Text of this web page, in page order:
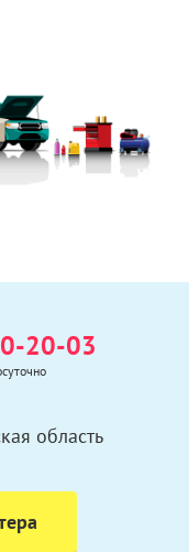
20-03
область